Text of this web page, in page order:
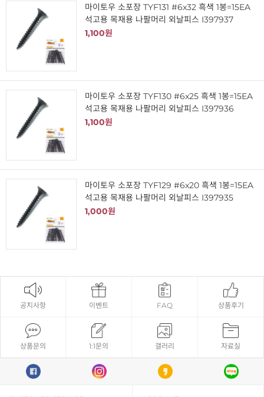
마이토우 소포장 TYF131 #6x32 흑색 1봉=15EA
석고용 목재용 나팔머리 외날피스 I397937
1,100원
마이토우 소포장 TYF130 #6x25 흑색 1봉=15EA
석고용 목재용 나팔머리 외날피스 I397936
1,100원
마이토우 소포장 TYF129 #6x20 흑색 1봉=15EA
석고용 목재용 나팔머리 외날피스 I397935
1,000원
공지사항 이벤트 FAQ 상품후기
상품문의 1:1문의 갤러리 자료실